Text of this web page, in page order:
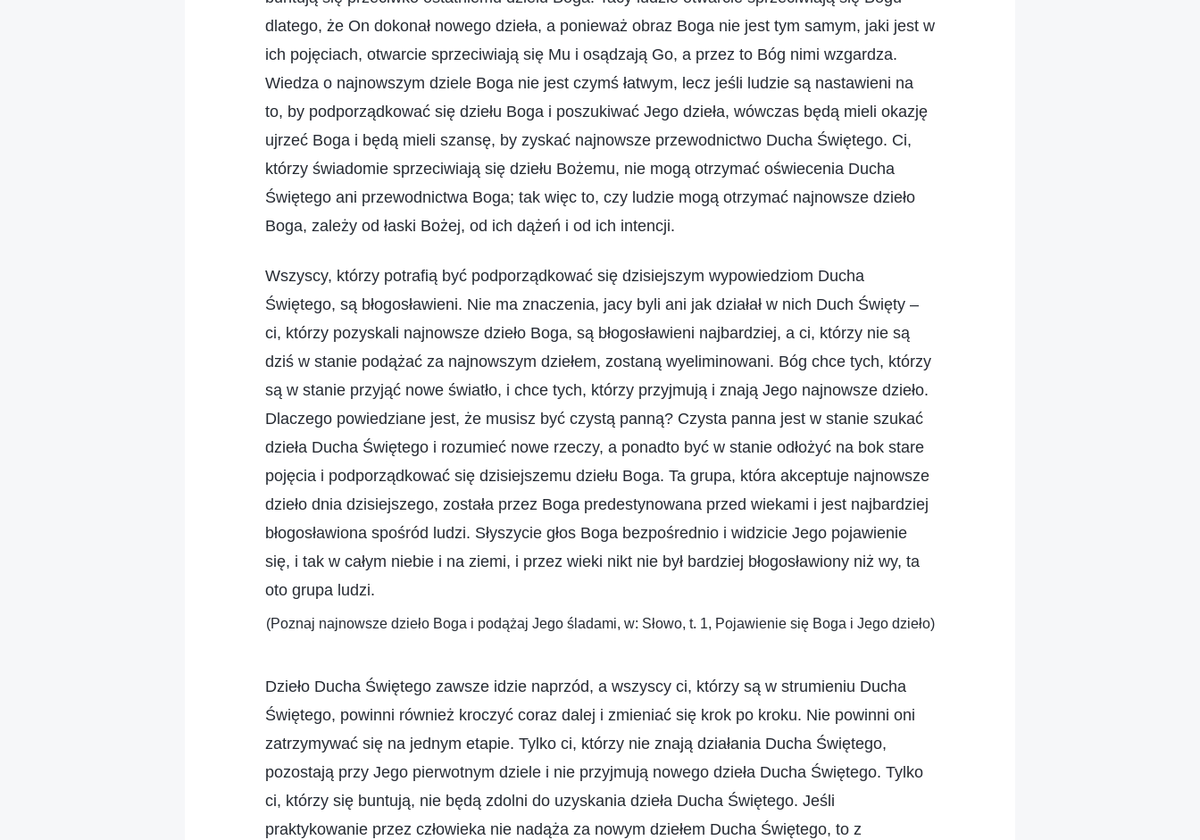
dlatego, że On dokonał nowego dzieła, a ponieważ obraz Boga nie jest tym samym, jaki jest w
ich pojęciach, otwarcie sprzeciwiają się Mu i osądzają Go, a przez to Bóg nimi wzgardza.
Wiedza o najnowszym dziele Boga nie jest czymś łatwym, lecz jeśli ludzie są nastawieni na
to, by podporządkować się dziełu Boga i poszukiwać Jego dzieła, wówczas będą mieli okazję
ujrzeć Boga i będą mieli szansę, by zyskać najnowsze przewodnictwo Ducha Świętego. Ci,
którzy świadomie sprzeciwiają się dziełu Bożemu, nie mogą otrzymać oświecenia Ducha
Świętego ani przewodnictwa Boga; tak więc to, czy ludzie mogą otrzymać najnowsze dzieło
Boga, zależy od łaski Bożej, od ich dążeń i od ich intencji.
Wszyscy, którzy potrafią być podporządkować się dzisiejszym wypowiedziom Ducha
Świętego, są błogosławieni. Nie ma znaczenia, jacy byli ani jak działał w nich Duch Święty –
ci, którzy pozyskali najnowsze dzieło Boga, są błogosławieni najbardziej, a ci, którzy nie są
dziś w stanie podążać za najnowszym dziełem, zostaną wyeliminowani. Bóg chce tych, którzy
są w stanie przyjąć nowe światło, i chce tych, którzy przyjmują i znają Jego najnowsze dzieło.
Dlaczego powiedziane jest, że musisz być czystą panną? Czysta panna jest w stanie szukać
dzieła Ducha Świętego i rozumieć nowe rzeczy, a ponadto być w stanie odłożyć na bok stare
pojęcia i podporządkować się dzisiejszemu dziełu Boga. Ta grupa, która akceptuje najnowsze
dzieło dnia dzisiejszego, została przez Boga predestynowana przed wiekami i jest najbardziej
błogosławiona spośród ludzi. Słyszycie głos Boga bezpośrednio i widzicie Jego pojawienie
się, i tak w całym niebie i na ziemi, i przez wieki nikt nie był bardziej błogosławiony niż wy, ta
oto grupa ludzi.
(Poznaj najnowsze dzieło Boga i podążaj Jego śladami, w: Słowo, t. 1, Pojawienie się Boga i Jego dzieło)
Dzieło Ducha Świętego zawsze idzie naprzód, a wszyscy ci, którzy są w strumieniu Ducha
Świętego, powinni również kroczyć coraz dalej i zmieniać się krok po kroku. Nie powinni oni
zatrzymywać się na jednym etapie. Tylko ci, którzy nie znają działania Ducha Świętego,
pozostają przy Jego pierwotnym dziele i nie przyjmują nowego dzieła Ducha Świętego. Tylko
ci, którzy się buntują, nie będą zdolni do uzyskania dzieła Ducha Świętego. Jeśli
praktykowanie przez człowieka nie nadąża za nowym dziełem Ducha Świętego, to z